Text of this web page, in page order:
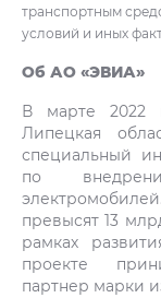
транспортным
условий и иных
Об АО «ЭВИА»
В марте 2022
Липецкая
специальный
по
превысят 13
рамках
проекте
партнер марки